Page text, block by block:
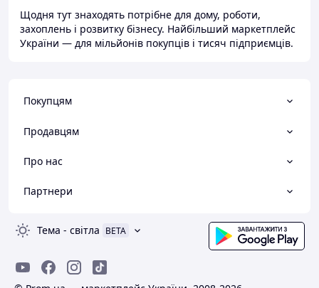
Щодня тут знаходять потрібне для дому, роботи,
захоплень і розвитку бізнесу. Найбільший маркетплейс
України — для мільйонів покупців і тисяч підприємців.
Покупцям
Продавцям
Про нас
Партнери
Тема - світла BETA